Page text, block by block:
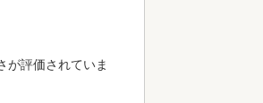
が評価されていま